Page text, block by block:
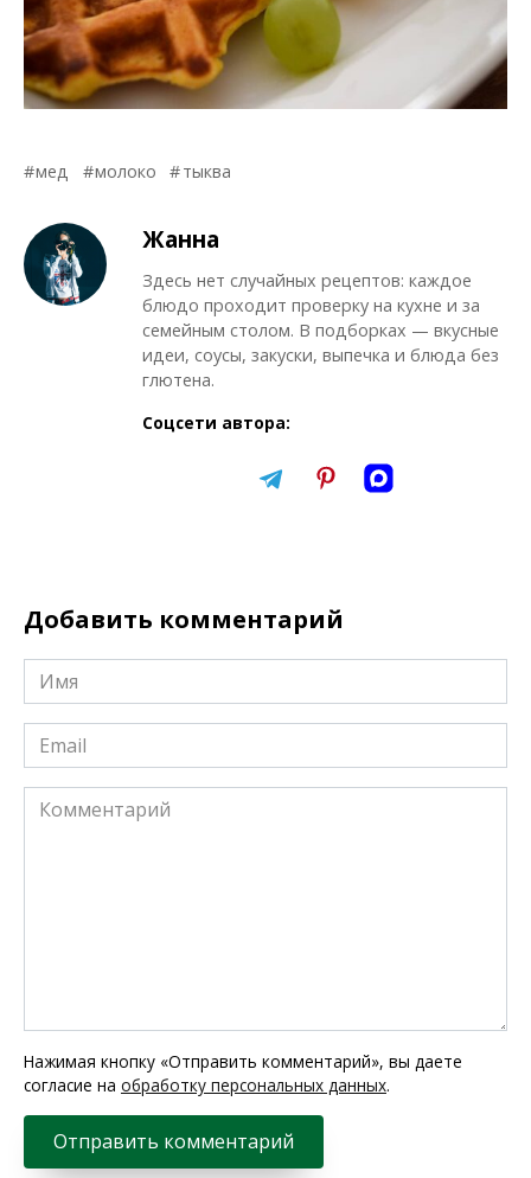
мед молоко тыква
Жанна
Здесь нет случайных рецептов: каждое
блюдо проходит проверку на кухне и за
семейным столом. В подборках — вкусные
идеи, соусы, закуски, выпечка и блюда без
глютена.
Соцсети автора:
Добавить комментарий
Имя
*
Email
*
Комментарий
Нажимая кнопку «Отправить комментарий», вы даете
согласие на обработку персональных данных.